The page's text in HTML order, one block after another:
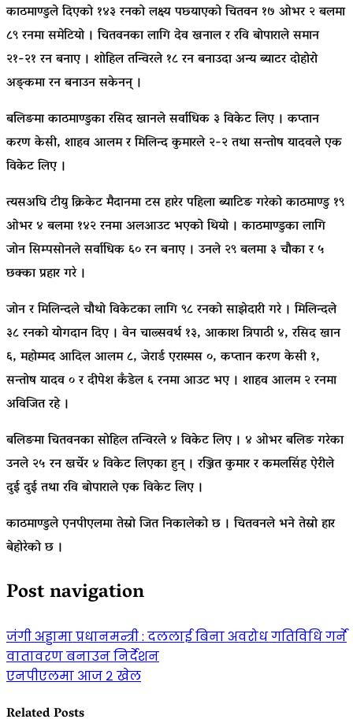
काठमाण्डुले दिएको १४३ रनको लक्ष्य पछ्याएको चितवन १७ ओभर २ बलमा
८९ रनमा समेटियो । चितवनका लागि देव खनाल र रवि बोपाराले समान
२१-२१ रन बनाए । शोहिल तन्विरले १८ रन बनाउदा अन्य ब्याटर दोहोरो
अङ्‍कमा रन बनाउन सकेनन् ।
बलिङमा काठमाण्डुका रसिद खानले सर्वाधिक ३ विकेट लिए । कप्तान
करण केसी, शाहव आलम र मिलिन्द कुमारले २-२ तथा सन्तोष यादवले एक
विकेट लिए ।
त्यसअघि टीयु क्रिकेट मैदानमा टस हारेर पहिला ब्याटिङ गरेको काठमाण्डु १९
ओभर ४ बलमा १४२ रनमा अलआउट भएको थियो । काठमाण्डुका लागि
जोन सिम्पसोनले सर्वाधिक ६० रन बनाए । उनले २९ बलमा ३ चौका र ५
छक्का प्रहार गरे ।
जोन र मिलिन्दले चौथो विकेटका लागि ९८ रनको साझेदारी गरे । मिलिन्दले
३८ रनको योगदान दिए । वेन चाल्र्सवर्थ १३, आकाश त्रिपाठी ४, रसिद खान
६, महोम्मद आदिल आलम ८, जेरार्ड एरास्मस ०, कप्तान करण केसी १,
सन्तोष यादव ० र दीपेश कँडेल ६ रनमा आउट भए । शाहव आलम २ रनमा
अविजित रहे ।
बलिङमा चितवनका सोहिल तन्विरले ४ विकेट लिए । ४ ओभर बलिङ गरेका
उनले २५ रन खर्चेर ४ विकेट लिएका हुन् । रञ्जित कुमार र कमलसिंह ऐरीले
दुई दुई तथा रवि बोपाराले एक विकेट लिए ।
काठमाण्डुले एनपीएलमा तेस्रो जित निकालेको छ । चितवनले भने तेस्रो हार
बेहोरेको छ ।
Post navigation
जंगी अड्डामा प्रधानमन्त्री : दललाई बिना अवरोध गतिविधि गर्ने
वातावरण बनाउन निर्देशन
एनपीएलमा आज २ खेल